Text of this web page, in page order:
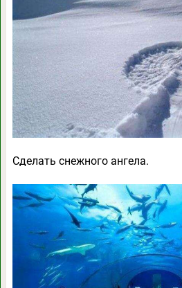
Сделать снежного ангела.